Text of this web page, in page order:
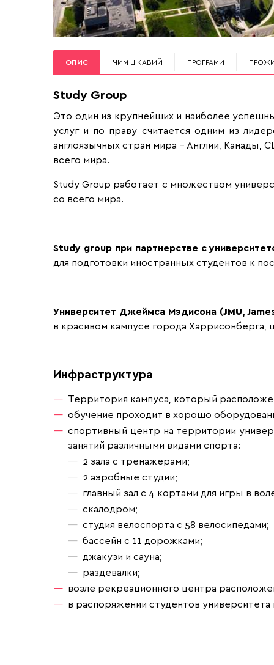
ОПИС ЧИМ ЦІКАВИЙ ПРОГРАМИ
Study Group
Это один из крупнейших и наиболее
услуг и по праву считается одним из
англоязычных стран мира – Англии,
всего мира.
Study Group работает с множеством
со всего мира.
Study group при партнерстве с
для подготовки иностранных студентов к
Университет Джеймса Мэдисона (JMU,
в красивом кампусе города Харрисонберга,
Инфраструктура
Территория кампуса, который
обучение проходит в хорошо
спортивный центр на территории
занятий различными видами спорта:
2 зала с тренажерами;
2 аэробные студии;
главный зал с 4 кортами для игры в
скалодром;
студия велоспорта с 58 велосипедами;
бассейн с 11 дорожками;
джакузи и сауна;
раздевалки;
возле рекреационного центра
в распоряжении студентов университета